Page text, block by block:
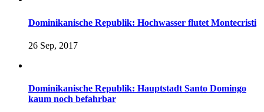
Dominikanische Republik: Hochwasser flutet Montecristi
26 Sep, 2017
Dominikanische Republik: Hauptstadt Santo Domingo
kaum noch befahrbar